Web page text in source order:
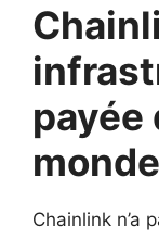
payée
Chainlink n’a